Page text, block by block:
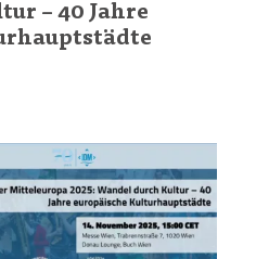
– 40 Jahre